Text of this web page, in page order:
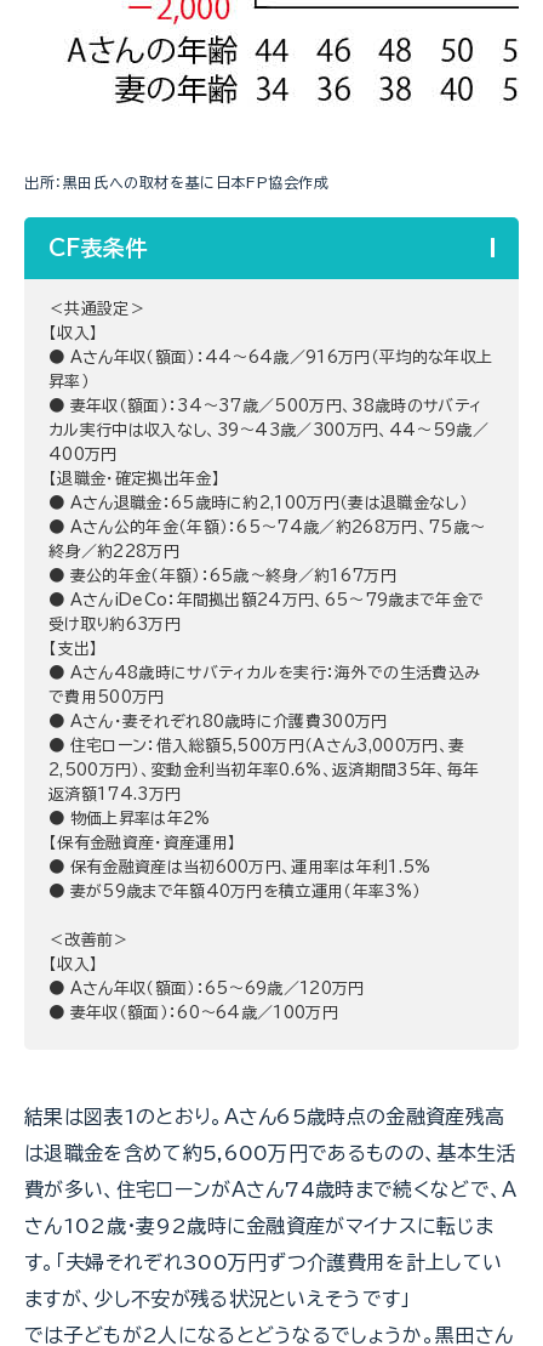
出所：黒田氏への取材を基に日本FP協会作成
CF表条件
＜共通設定＞
【収入】
● Aさん年収（額面）：44～64歳／916万円（平均的な年収上
昇率）
● 妻年収（額面）：34～37歳／500万円、38歳時のサバティ
カル実行中は収入なし、39～43歳／300万円、44～59歳／
400万円
【退職金・確定拠出年金】
● Aさん退職金：65歳時に約2,100万円（妻は退職金なし）
● Aさん公的年金（年額）：65～74歳／約268万円、75歳～
終身／約228万円
● 妻公的年金（年額）：65歳～終身／約167万円
● AさんiDeCo：年間拠出額24万円、65～79歳まで年金で
受け取り約63万円
【支出】
● Aさん48歳時にサバティカルを実行：海外での生活費込み
で費用500万円
● Aさん・妻それぞれ80歳時に介護費300万円
● 住宅ローン：借入総額5,500万円（Aさん3,000万円、妻
2,500万円）、変動金利当初年率0.6%、返済期間35年、毎年
返済額174.3万円
● 物価上昇率は年2%
【保有金融資産・資産運用】
● 保有金融資産は当初600万円、運用率は年利1.5%
● 妻が59歳まで年額40万円を積立運用（年率3%）
＜改善前＞
【収入】
● Aさん年収（額面）：65～69歳／120万円
● 妻年収（額面）：60～64歳／100万円
結果は図表1のとおり。Ａさん65歳時点の金融資産残高
は退職金を含めて約5,600万円であるものの、基本生活
費が多い、住宅ローンがＡさん74歳時まで続くなどで、Ａ
さん102歳・妻92歳時に金融資産がマイナスに転じま
す。「夫婦それぞれ300万円ずつ介護費用を計上してい
ますが、少し不安が残る状況といえそうです」
では子どもが2人になるとどうなるでしょうか。黒田さん